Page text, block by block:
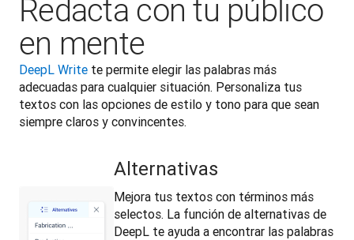
Redacta con tu público
en mente
DeepL Write te permite elegir las palabras más
adecuadas para cualquier situación. Personaliza tus
textos con las opciones de estilo y tono para que sean
siempre claros y convincentes.
Alternativas
Mejora tus textos con términos más
selectos. La función de alternativas de
DeepL te ayuda a encontrar las palabras